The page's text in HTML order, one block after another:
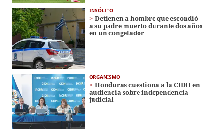
INSÓLITO
Detienen a hombre que escondió
a su padre muerto durante dos años
en un congelador
ORGANISMO
Honduras cuestiona a la CIDH en
audiencia sobre independencia
judicial